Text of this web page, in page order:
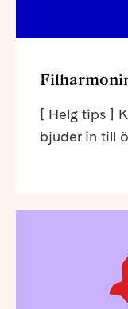
[ Helg tips ]
bjuder in till